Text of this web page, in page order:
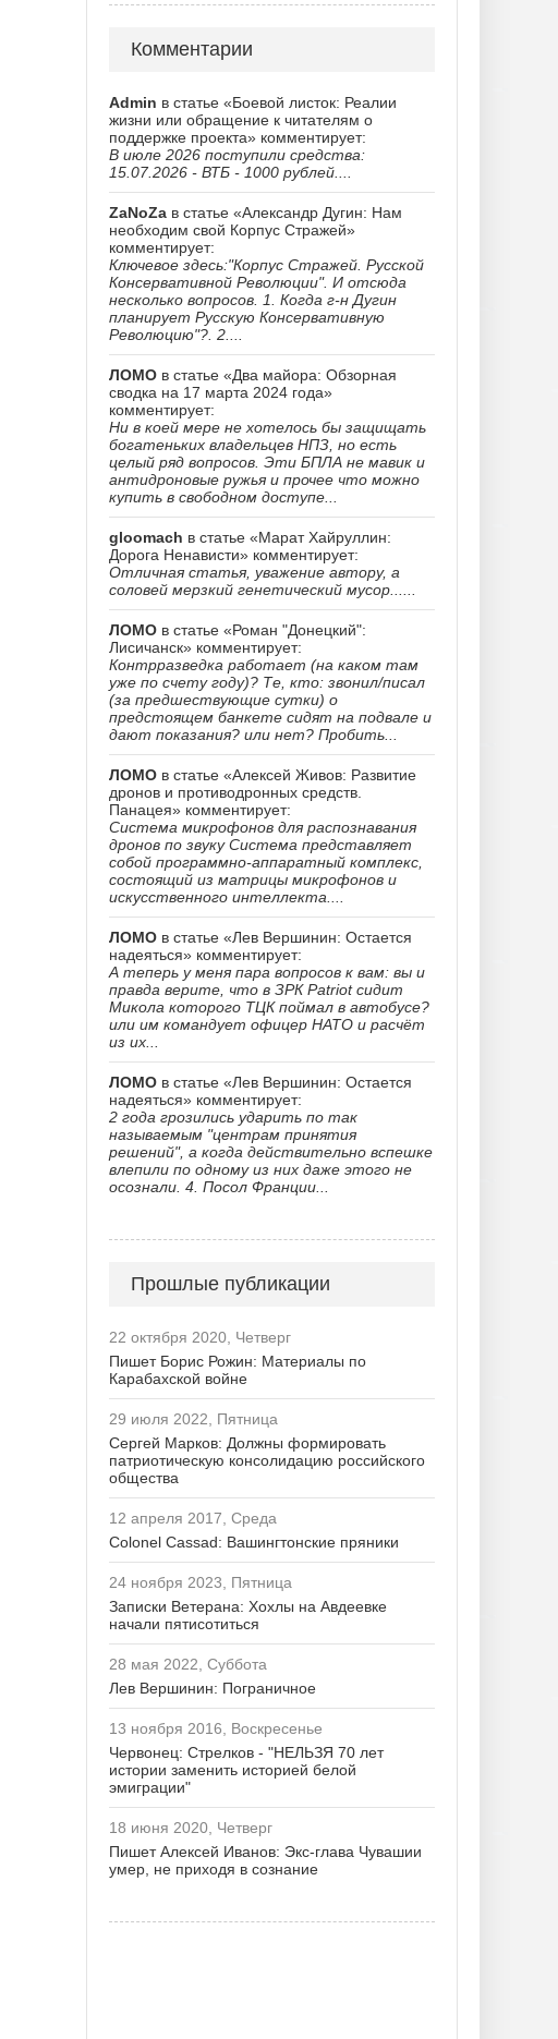
Комментарии
Admin в статье «Боевой листок: Реалии
жизни или обращение к читателям о
поддержке проекта» комментирует:
В июле 2026 поступили средства:
15.07.2026 - ВТБ - 1000 рублей....
ZaNoZa в статье «Александр Дугин: Нам
необходим свой Корпус Стражей»
комментирует:
Ключевое здесь:"Корпус Стражей. Русской
Консервативной Революции". И отсюда
несколько вопросов. 1. Когда г-н Дугин
планирует Русскую Консервативную
Революцию"?. 2....
ЛОМО в статье «Два майора: Обзорная
сводка на 17 марта 2024 года»
комментирует:
Ни в коей мере не хотелось бы защищать
богатеньких владельцев НПЗ, но есть
целый ряд вопросов. Эти БПЛА не мавик и
антидроновые ружья и прочее что можно
купить в свободном доступе...
gloomach в статье «Марат Хайруллин:
Дорога Ненависти» комментирует:
Отличная статья, уважение автору, а
соловей мерзкий генетический мусор......
ЛОМО в статье «Роман "Донецкий":
Лисичанск» комментирует:
Контрразведка работает (на каком там
уже по счету году)? Те, кто: звонил/писал
(за предшествующие сутки) о
предстоящем банкете сидят на подвале и
дают показания? или нет? Пробить...
ЛОМО в статье «Алексей Живов: Развитие
дронов и противодронных средств.
Панацея» комментирует:
Система микрофонов для распознавания
дронов по звуку Система представляет
собой программно-аппаратный комплекс,
состоящий из матрицы микрофонов и
искусственного интеллекта....
ЛОМО в статье «Лев Вершинин: Остается
надеяться» комментирует:
А теперь у меня пара вопросов к вам: вы и
правда верите, что в ЗРК Patriot сидит
Микола которого ТЦК поймал в автобусе?
или им командует офицер НАТО и расчёт
из их...
ЛОМО в статье «Лев Вершинин: Остается
надеяться» комментирует:
2 года грозились ударить по так
называемым "центрам принятия
решений", а когда действительно вспешке
влепили по одному из них даже этого не
осознали. 4. Посол Франции...
Прошлые публикации
22 октября 2020, Четверг
Пишет Борис Рожин: Материалы по
Карабахской войне
29 июля 2022, Пятница
Сергей Марков: Должны формировать
патриотическую консолидацию российского
общества
12 апреля 2017, Среда
Colonel Cassad: Вашингтонские пряники
24 ноября 2023, Пятница
Записки Ветерана: Хохлы на Авдеевке
начали пятисотиться
28 мая 2022, Суббота
Лев Вершинин: Пограничное
13 ноября 2016, Воскресенье
Червонец: Стрелков - "НЕЛЬЗЯ 70 лет
истории заменить историей белой
эмиграции"
18 июня 2020, Четверг
Пишет Алексей Иванов: Экс-глава Чувашии
умер, не приходя в сознание